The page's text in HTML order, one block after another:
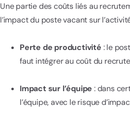
Une partie des coûts liés au
l’impact du poste vacant sur
Perte de productivité : le
faut intégrer au coût du
Impact sur l’équipe : dans
l’équipe, avec le risque